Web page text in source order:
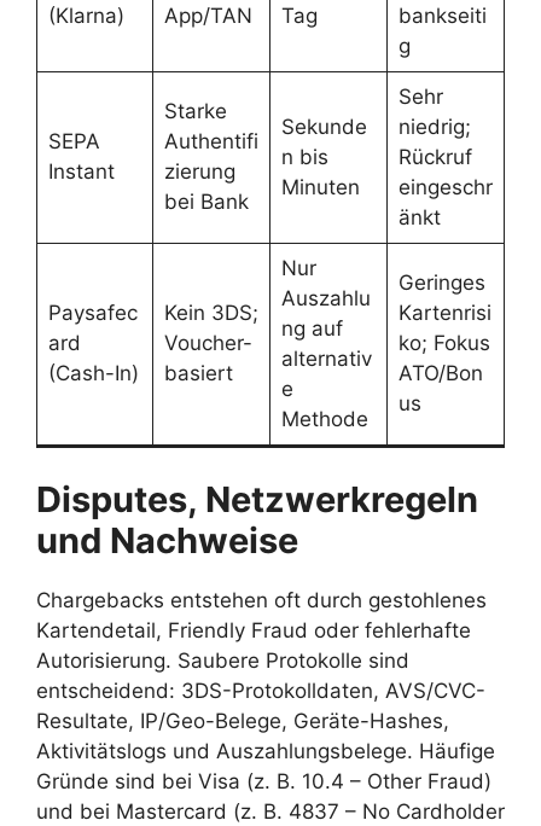
(Klarna)
App/TAN
Tag
bankseiti
g
SEPA
Instant
Starke
Authentifi
zierung
bei Bank
Sekunde
n bis
Minuten
Sehr
niedrig;
Rückruf
eingeschr
änkt
Paysafec
ard
(Cash-In)
Kein 3DS;
Voucher-
basiert
Nur
Auszahlu
ng auf
alternativ
e
Methode
Geringes
Kartenrisi
ko; Fokus
ATO/Bon
us
Disputes, Netzwerkregeln
und Nachweise
Chargebacks entstehen oft durch gestohlenes
Kartendetail, Friendly Fraud oder fehlerhafte
Autorisierung. Saubere Protokolle sind
entscheidend: 3DS-Protokolldaten, AVS/CVC-
Resultate, IP/Geo-Belege, Geräte-Hashes,
Aktivitätslogs und Auszahlungsbelege. Häufige
Gründe sind bei Visa (z. B. 10.4 – Other Fraud)
und bei Mastercard (z. B. 4837 – No Cardholder